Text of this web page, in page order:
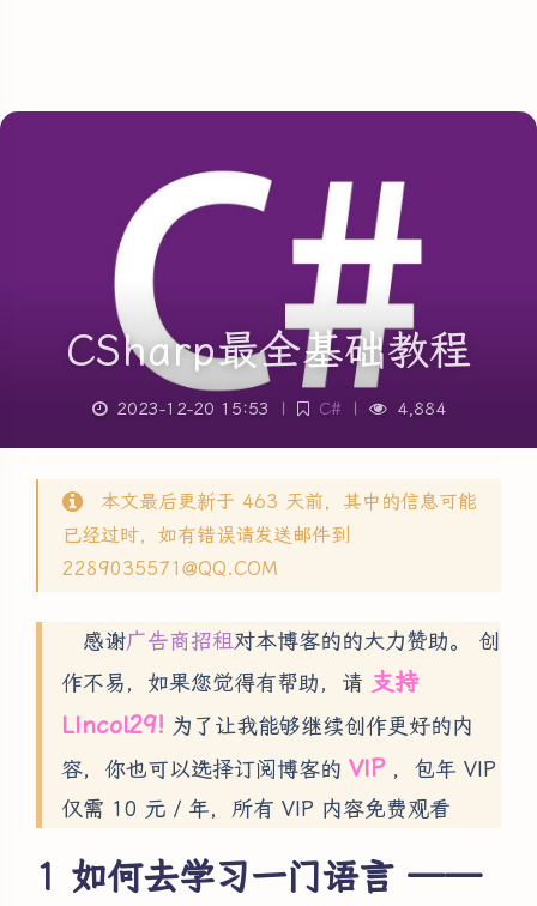
CSharp最全基础教程
2023-12-20 15:53 | C# | 4,884
本文最后更新于 463 天前，其中的信息可能
已经过时，如有错误请发送邮件到
2289035571@QQ.COM
感谢广告商招租对本博客的的大力赞助。 创
作不易，如果您觉得有帮助，请 支持
LIncol29! 为了让我能够继续创作更好的内
容，你也可以选择订阅博客的 VIP，包年 VIP
仅需 10 元 / 年，所有 VIP 内容免费观看
如何去学习一门语言 ——